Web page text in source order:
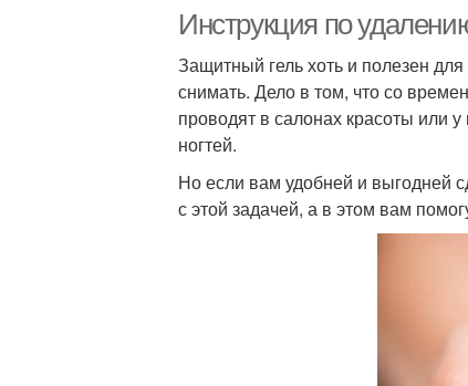
Инструкция по
Защитный гель хоть и полезен для
снимать. Дело в том, что со
проводят в салонах красоты или
ногтей.
Но если вам удобней и выгодней
с этой задачей, а в этом вам